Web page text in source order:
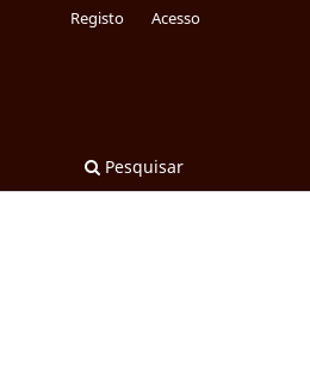
Pesquisar
Registo Acesso